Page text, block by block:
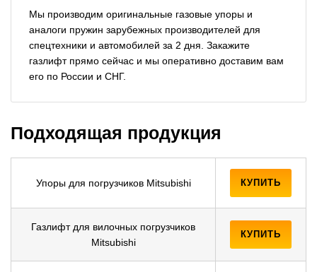
Мы производим оригинальные газовые упоры и
аналоги пружин зарубежных производителей для
спецтехники и автомобилей за 2 дня. Закажите
газлифт прямо сейчас и мы оперативно доставим вам
его по России и СНГ.
Подходящая продукция
Упоры для погрузчиков Mitsubishi КУПИТЬ
Газлифт для вилочных погрузчиков
Mitsubishi
КУПИТЬ